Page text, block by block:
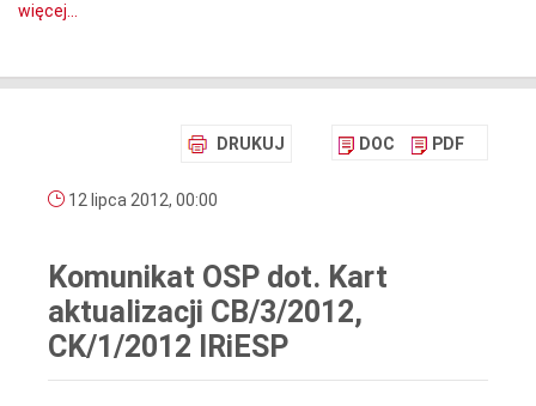
więcej...
DRUKUJ DOC PDF
12 lipca 2012, 00:00
Komunikat OSP dot. Kart
aktualizacji CB/3/2012,
CK/1/2012 IRiESP